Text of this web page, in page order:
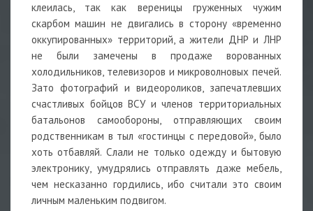
клеилась, так как вереницы груженных чужим
скарбом машин не двигались в сторону «временно
оккупированных» территорий, а жители ДНР и ЛНР
не были замечены в продаже ворованных
холодильников, телевизоров и микроволновых печей.
Зато фотографий и видеороликов, запечатлевших
счастливых бойцов ВСУ и членов территориальных
батальонов самообороны, отправляющих своим
родственникам в тыл «гостинцы с передовой», было
хоть отбавляй. Слали не только одежду и бытовую
электронику, умудрялись отправлять даже мебель,
чем несказанно гордились, ибо считали это своим
личным маленьким подвигом.